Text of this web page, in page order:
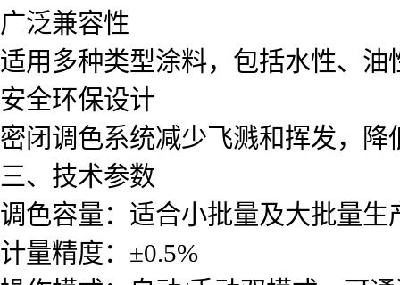
广泛兼容性
适用多种类型涂料，包括水性、
安全环保设计
密闭调色系统减少飞溅和挥发，
三、技术参数
调色容量：适合小批量及大批量生
计量精度：±0.5%